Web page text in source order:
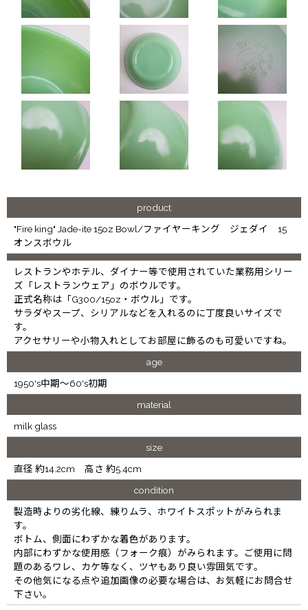
product
"Fire king" Jade-ite 15oz Bowl/ファイヤーキング ジェダイ 15
オンスボウル
レストランやホテル、ダイナー等で使用されていた業務用シリー
ズ「レストランウェア」のボウルです。
正式名称は「G300/15oz・ボウル」です。
サラダやスープ、シリアルなどを入れるのに丁度良いサイズで
す。
アクセサリーや小物入れとしてお部屋に飾るのも可愛いですね。
age
1950's中期～60's初期
material
milk glass
size
直径 約14.2cm 高さ 約5.4cm
condition
製造時よりの劣化線、練りムラ、ホワイトスポットがみられま
す。
ボトム、側面にわずかな着色があります。
内部にわずかな使用感（フォーク痕）がみられます。ご使用に問
題のあるワレ、カケ等なく、ツヤもあり良い雰囲気です。
その他気になる点や追加画像の必要な場合は、お気軽にお問合せ
下さい。